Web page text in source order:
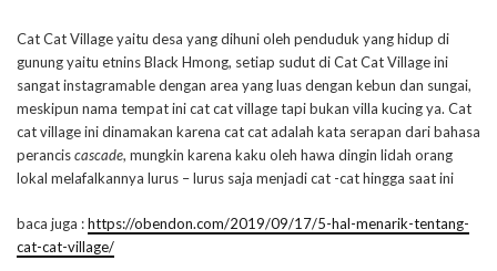
Cat Cat Village yaitu desa yang dihuni oleh penduduk yang hidup di
gunung yaitu etnins Black Hmong, setiap sudut di Cat Cat Village ini
sangat instagramable dengan area yang luas dengan kebun dan sungai,
meskipun nama tempat ini cat cat village tapi bukan villa kucing ya. Cat
cat village ini dinamakan karena cat cat adalah kata serapan dari bahasa
peranciscascade, mungkin karena kaku oleh hawa dingin lidah orang
lokal melafalkannya lurus – lurus saja menjadi cat -cat hingga saat ini
baca juga :https://obendon.com/2019/09/17/5-hal-menarik-tentang-
cat-cat-village/